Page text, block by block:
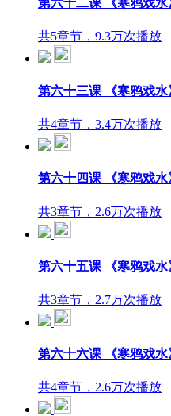
第六十二课 《寒鸦戏
共5章节，9.3万次播放
第六十三课 《寒鸦戏
共4章节，3.4万次播放
第六十四课 《寒鸦戏
共3章节，2.6万次播放
第六十五课 《寒鸦戏
共3章节，2.7万次播放
第六十六课 《寒鸦戏
共4章节，2.6万次播放